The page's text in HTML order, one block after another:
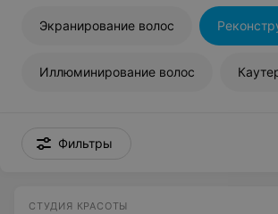
Экранирование волос
Иллюминирование волос
Фильтры
СТУДИЯ КРАСОТЫ